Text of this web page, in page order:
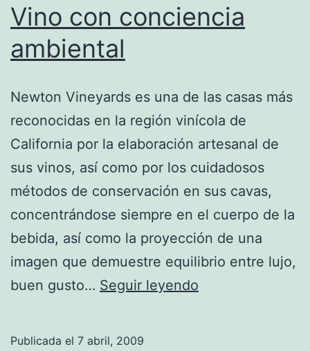
Vino con conciencia
ambiental
Newton Vineyards es una de las casas más
reconocidas en la región vinícola de
California por la elaboración artesanal de
sus vinos, así como por los cuidadosos
métodos de conservación en sus cavas,
concentrándose siempre en el cuerpo de la
bebida, así como la proyección de una
imagen que demuestre equilibrio entre lujo,
buen gusto… Seguir leyendo
Publicada el 7 abril, 2009